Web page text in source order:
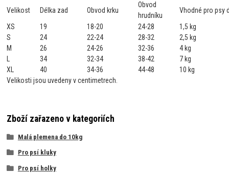
Velikost Délka zad Obvod krku
Obvod
hrudníku
Vhodné pro psy
XS
19 18-20 24-28
1,5 kg
S
24 22-24 28-32
2,5 kg
M
26 24-26 32-36
4 kg
34 32-34 38-42
7 kg
XL
40 34-36 44-48
10 kg
Velikosti jsou uvedeny v centimetrech.
Zboží zařazeno v kategoriích
Malá plemena do 10kg
Pro psí kluky
Pro psí holky